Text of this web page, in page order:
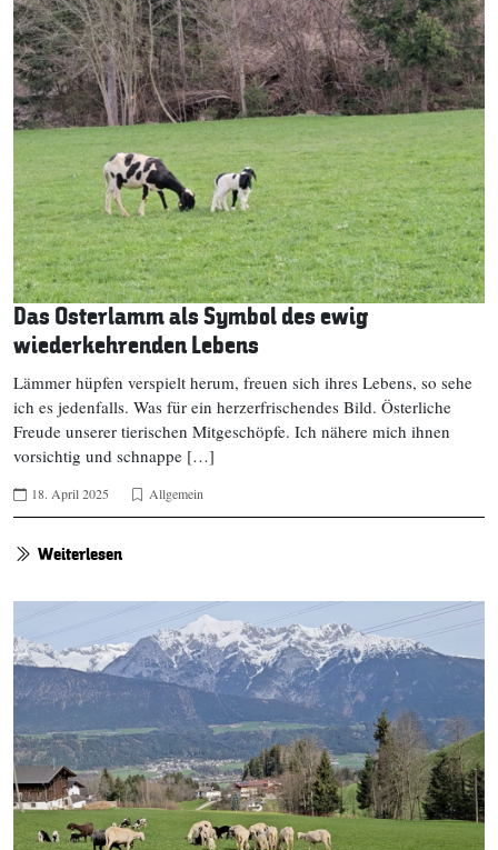
Das Osterlamm als Symbol des ewig
wiederkehrenden Lebens
Lämmer hüpfen verspielt herum, freuen sich ihres Lebens, so sehe
ich es jedenfalls. Was für ein herzerfrischendes Bild. Österliche
Freude unserer tierischen Mitgeschöpfe. Ich nähere mich ihnen
vorsichtig und schnappe […]
18. April 2025 Allgemein
Weiterlesen